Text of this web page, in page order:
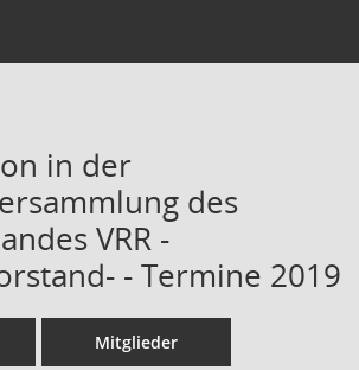
in der
des
VRR -
- Termine 2019
Mitglieder